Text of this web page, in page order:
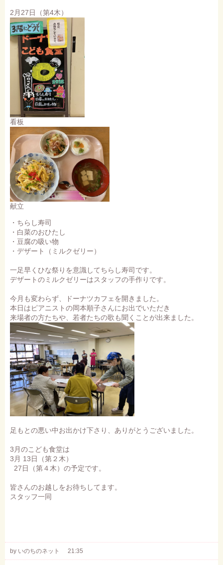
2月27日（第4木）
看板
献立
・ちらし寿司
・白菜のおひたし
・豆腐の吸い物
・デザート（ミルクゼリー）
一足早くひな祭りを意識してちらし寿司です。
デザートのミルクゼリーはスタッフの手作りです。
今月も変わらず、ドーナツカフェを開きました。
本日はピアニストの岡本順子さんにお出でいただき
来場者の方たちや、若者たちの歌も聞くことが出来ました。
足もとの悪い中お出かけ下さり、ありがとうございました。
3月のこども食堂は
3月 13日（第２木）
27日（第４木）の予定です。
皆さんのお越しをお待ちしてます。
スタッフ一同
by いのちのネット 21:35